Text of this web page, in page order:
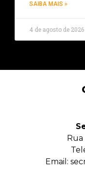
SAIBA MAIS »
4 de agosto de 2026
Email: